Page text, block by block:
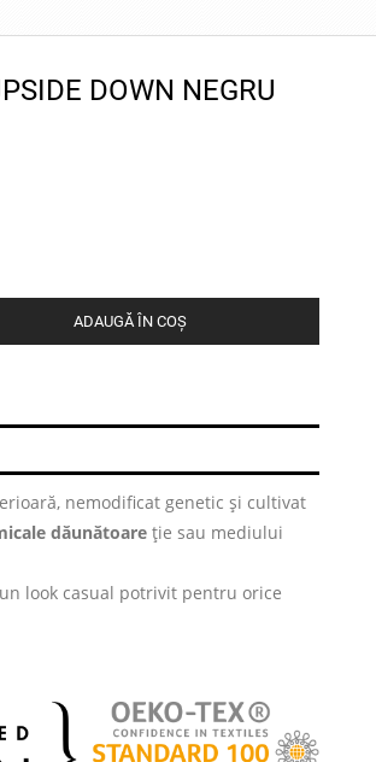
DOWN NEGRU
ADAUGĂ ÎN COȘ
nemodificat genetic și cultivat
dăunătoare ție sau mediului
look casual potrivit pentru orice